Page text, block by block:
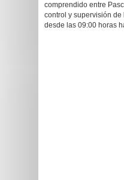
comprendido entre
control y supervisión
desde las 09:00 horas